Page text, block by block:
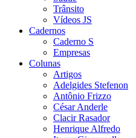
Trânsito
Vídeos JS
Cadernos
Caderno S
Empresas
Colunas
Artigos
Adelgides Stefenon
Antônio Frizzo
César Anderle
Clacir Rasador
Henrique Alfredo